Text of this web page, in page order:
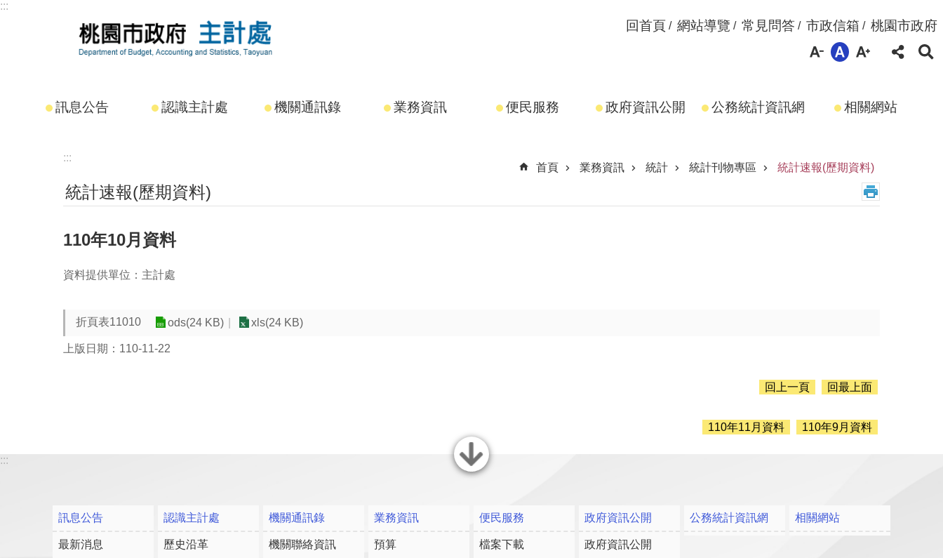
跳到主要內容區塊
:::
回首頁 網站導覽 常見問答 市政信箱 桃園市政府
訊息公告 認識主計處 機關通訊錄 業務資訊 便民服務 政府資訊公開 公務統計資訊網 相關網站
:::
首頁
業務資訊 統計 統計刊物專區 統計速報(歷期資料)
統計速報(歷期資料)
110年10月資料
資料提供單位：主計處
折頁表11010 ods(24 KB) xls(24 KB)
上版日期：110-11-22
回上一頁 回最上面
110年11月資料 110年9月資料
關閉
:::
訊息公告
最新消息
認識主計處
歷史沿革
機關通訊錄
機關聯絡資訊
業務資訊
預算
便民服務
檔案下載
政府資訊公開
政府資訊公開
公務統計資訊網 相關網站